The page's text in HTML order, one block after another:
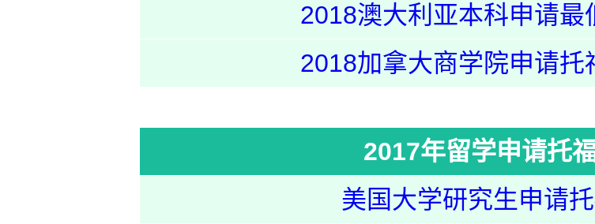
2018澳大利亚本科申请最
2018加拿大商学院申请托
2017年留学申请托
美国大学研究生申请